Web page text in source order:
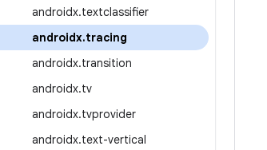
androidx.textclassifier
androidx.tracing
androidx.transition
androidx.tv
androidx.tvprovider
androidx.text-vertical